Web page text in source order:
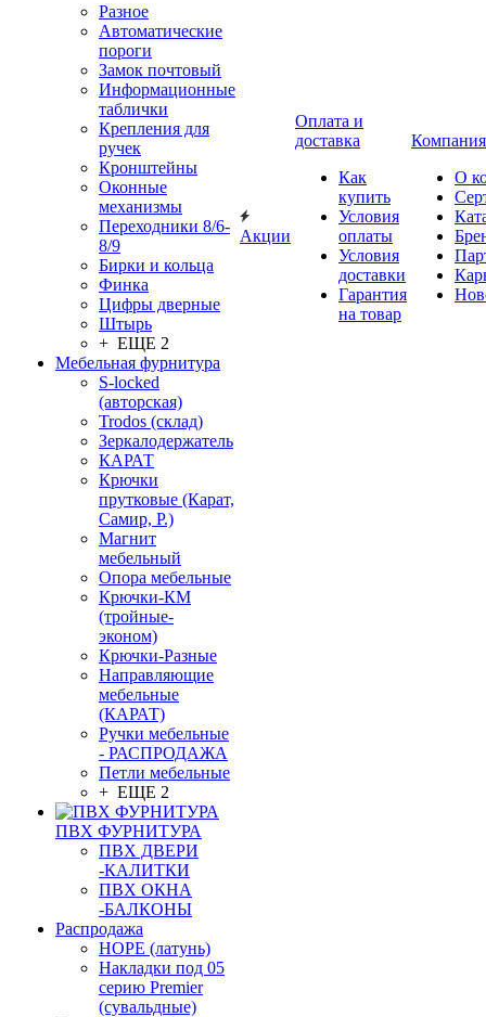
Разное
Автоматические
пороги
Замок почтовый
Информационные
таблички
Крепления для
ручек
Кронштейны
Оконные
механизмы
Переходники 8/6-
8/9
Бирки и кольца
Финка
Цифры дверные
Штырь
+ ЕЩЕ 2
Мебельная фурнитура
S-locked
(авторская)
Trodos (склад)
Зеркалодержатель
КАРАТ
Крючки
прутковые (Карат,
Самир, Р.)
Магнит
мебельный
Опора мебельные
Крючки-КМ
(тройные-
эконом)
Крючки-Разные
Направляющие
мебельные
(КАРАТ)
Ручки мебельные
- РАСПРОДАЖА
Петли мебельные
+ ЕЩЕ 2
ПВХ ФУРНИТУРА
ПВХ ДВЕРИ
-КАЛИТКИ
ПВХ ОКНА
-БАЛКОНЫ
Распродажа
HOPE (латунь)
Накладки под 05
серию Premier
(сувальдные)
Акции
Оплата и
доставка
Как
купить
Условия
оплаты
Условия
доставки
Гарантия
на товар
Компания
О